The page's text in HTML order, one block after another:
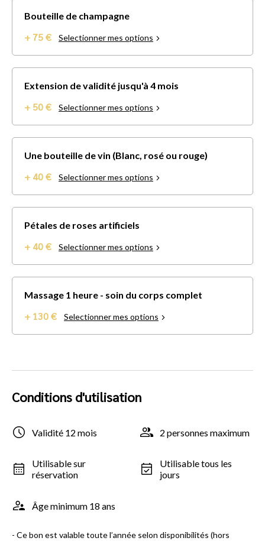
Bouteille de champagne
+ 75 € Selectionner mes options
Extension de validité jusqu'à 4 mois
+ 50 € Selectionner mes options
Une bouteille de vin (Blanc, rosé ou rouge)
+ 40 € Selectionner mes options
Pétales de roses artificiels
+ 40 € Selectionner mes options
Massage 1 heure - soin du corps complet
+ 130 € Selectionner mes options
Conditions d'utilisation
Validité 12 mois 2 personnes maximum
Utilisable sur
réservation
Utilisable tous les
jours
Âge minimum 18 ans
- Ce bon est valable toute l’année selon disponibilités (hors